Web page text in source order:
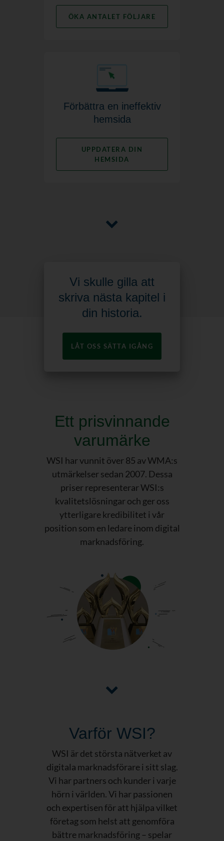
ÖKA ANTALET FÖLJARE
Förbättra en ineffektiv
hemsida
UPPDATERA DIN
HEMSIDA
Vi skulle gilla att
skriva nästa kapitel i
din historia.
LÅT OSS SÄTTA IGÅNG
Ett prisvinnande
varumärke
WSI har vunnit över 85 av WMA:s
utmärkelser sedan 2007. Dessa
priser representerar WSI:s
kvalitetslösningar och ger oss
ytterligare kredibilitet i vår
position som en ledare inom digital
marknadsföring.
Varför WSI?
WSI är det största nätverket av
digitala marknadsförare i sitt slag.
Vi har partners och kunder i varje
hörn i världen. Vi har passionen
och expertisen för att hjälpa vilket
företag som helst att genomföra
bättre marknadsföring – spelar